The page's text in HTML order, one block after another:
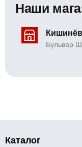
Наши
Кишинёв
Бульвар
Каталог